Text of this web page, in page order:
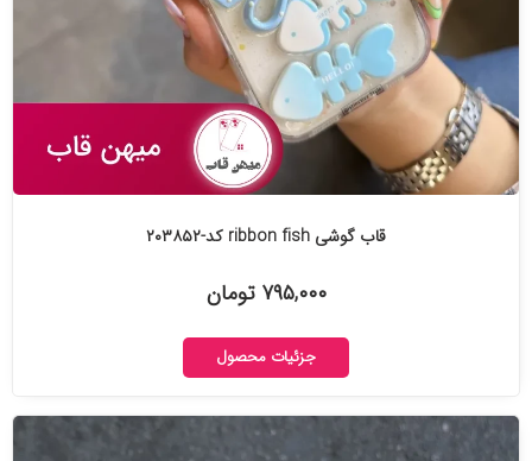
قاب گوشی ribbon fish کد-۲۰۳۸۵۲
۷۹۵,۰۰۰ تومان
جزئیات محصول